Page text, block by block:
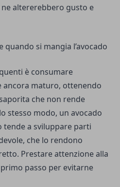
altererebbero gusto e
si mangia l’avocado
è consumare
ancora maturo, ottenendo
che non rende
stesso modo, un avocado
tende a sviluppare parti
che lo rendono
Prestare attenzione alla
passo per evitarne